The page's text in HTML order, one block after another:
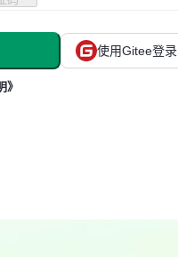
使用Gitee登录
》